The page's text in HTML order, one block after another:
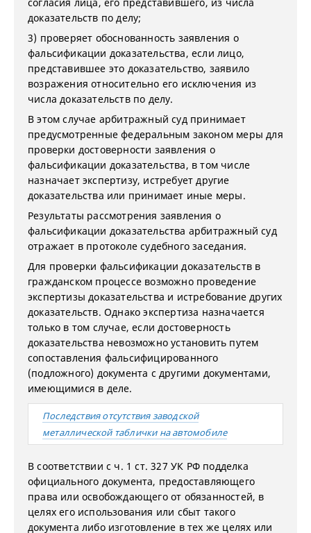
доказательств по делу;
3) проверяет обоснованность заявления о
фальсификации доказательства, если лицо,
представившее это доказательство, заявило
возражения относительно его исключения из
числа доказательств по делу.
В этом случае арбитражный суд принимает
предусмотренные федеральным законом меры для
проверки достоверности заявления о
фальсификации доказательства, в том числе
назначает экспертизу, истребует другие
доказательства или принимает иные меры.
Результаты рассмотрения заявления о
фальсификации доказательства арбитражный суд
отражает в протоколе судебного заседания.
Для проверки фальсификации доказательств в
гражданском процессе возможно проведение
экспертизы доказательства и истребование других
доказательств. Однако экспертиза назначается
только в том случае, если достоверность
доказательства невозможно установить путем
сопоставления фальсифицированного
(подложного) документа с другими документами,
имеющимися в деле.
Последствия отсутствия заводской
металлической таблички на автомобиле
В соответствии с ч. 1 ст. 327 УК РФ подделка
официального документа, предоставляющего
права или освобождающего от обязанностей, в
целях его использования или сбыт такого
документа либо изготовление в тех же целях или